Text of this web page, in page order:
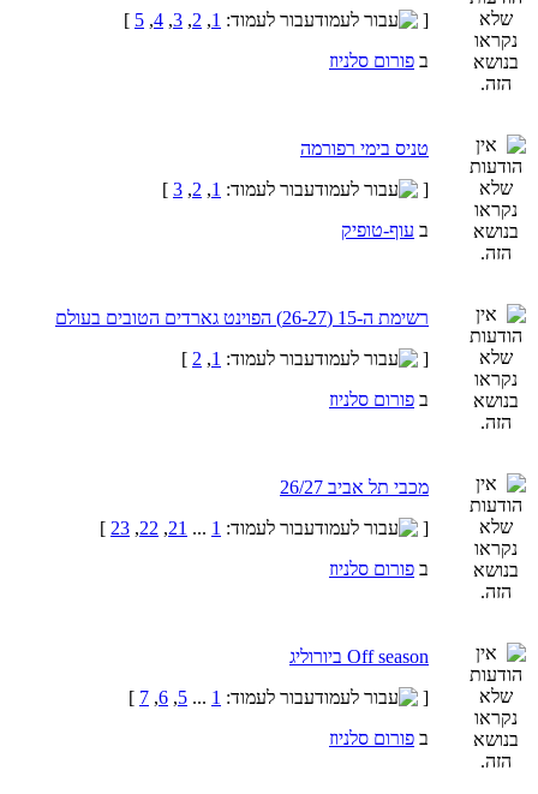
[
עבור לעמוד: 1
,
2
,
3
,
4
,
5
]
ב פורום סלניוז
טניס בימי רפורמה
[
עבור לעמוד: 1
,
2
,
3
]
ב עוף-טופיק
רשימת ה-15 (26-27) הפוינט גארדים הטובים בעולם
[
עבור לעמוד: 1
,
2
]
ב פורום סלניוז
מכבי תל אביב 26/27
[
עבור לעמוד: 1
...
21
,
22
,
23
]
ב פורום סלניוז
Off season ביורוליג
[
עבור לעמוד: 1
...
5
,
6
,
7
]
ב פורום סלניוז